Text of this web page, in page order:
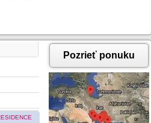
Pozrieť ponuku